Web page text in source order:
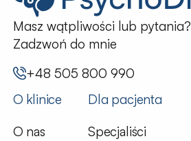
Masz wątpliwości lub pytania?
Zadzwoń do mnie
+48 505 800 990
O klinice
O nas
Dla pacjenta
Specjaliści